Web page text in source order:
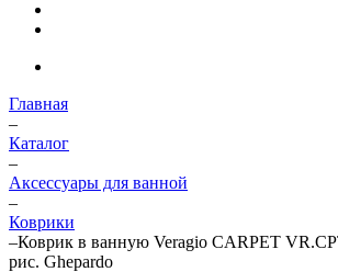
Главная
–
Каталог
–
Аксессуары для ванной
–
Коврики
–Коврик в ванную Veragio CARPET
рис. Ghepardo